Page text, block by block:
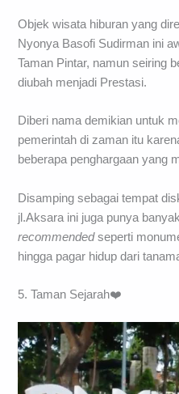
Objek wisata hiburan yang
Nyonya Basofi Sudirman ini
Taman Pintar, namun seiring
diubah menjadi Prestasi.
Diberi nama demikian untuk
pemerintah di zaman itu
beberapa penghargaan yang
Disamping sebagai tempat
jl.Aksara ini juga punya
recommendedseperti
hingga pagar hidup dari
5. Taman Sejarah❤️